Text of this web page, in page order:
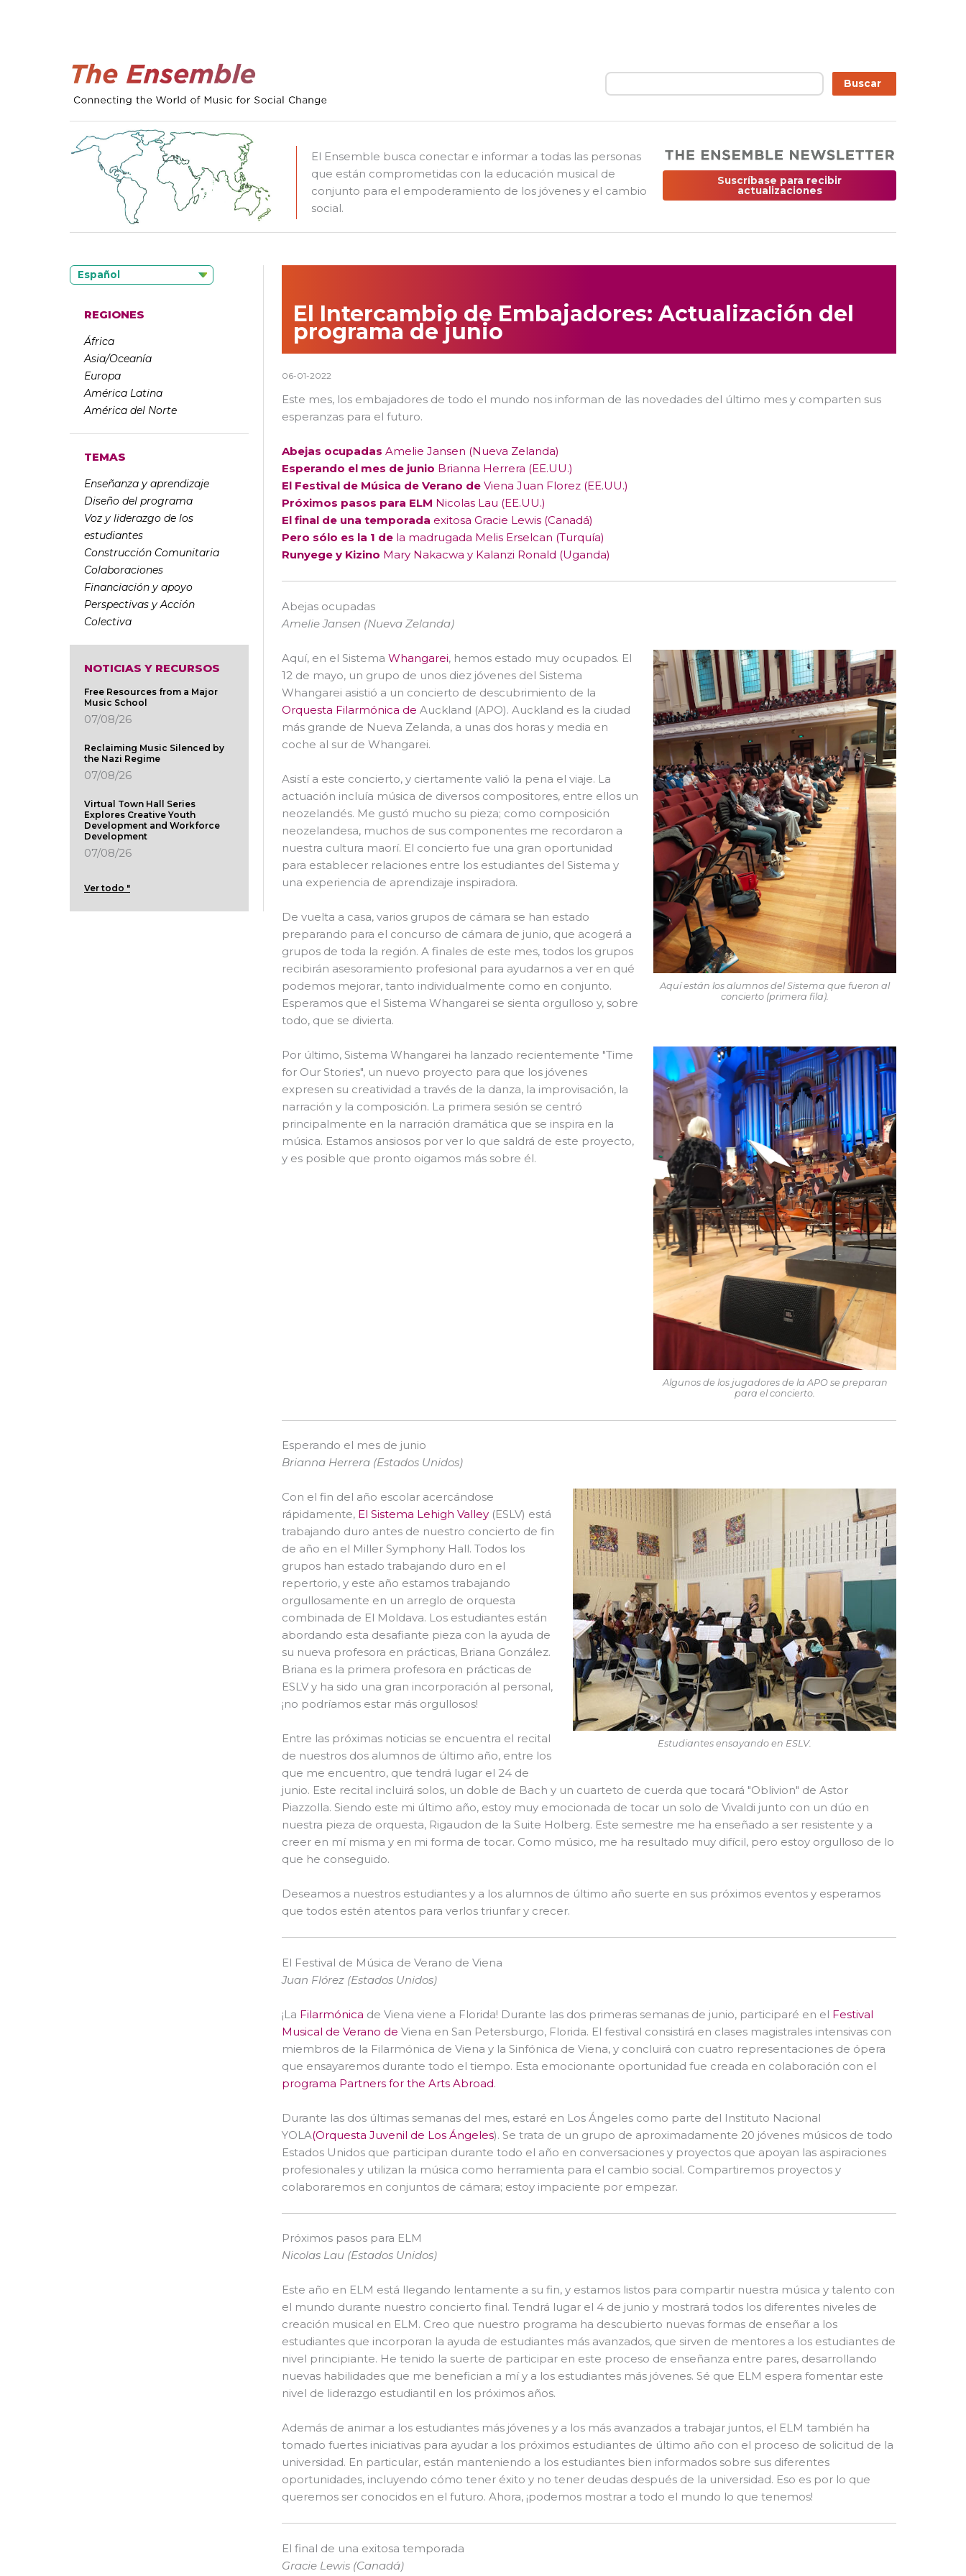
Buscar Buscar
El Ensemble busca conectar e informar a todas las personas
que están comprometidas con la educación musical de
conjunto para el empoderamiento de los jóvenes y el cambio
social.
Suscríbase para recibir
actualizaciones
Español
REGIONES
África
Asia/Oceanía
Europa
América Latina
América del Norte
TEMAS
Enseñanza y aprendizaje
Diseño del programa
Voz y liderazgo de los
estudiantes
Construcción Comunitaria
Colaboraciones
Financiación y apoyo
Perspectivas y Acción
Colectiva
NOTICIAS Y RECURSOS
Free Resources from a Major
Music School
07/08/26
Reclaiming Music Silenced by
the Nazi Regime
07/08/26
Virtual Town Hall Series
Explores Creative Youth
Development and Workforce
Development
07/08/26
Ver todo "
El Intercambio de Embajadores: Actualización del
programa de junio
06-01-2022
Este mes, los embajadores de todo el mundo nos informan de las novedades del último mes y comparten sus
esperanzas para el futuro.
Abejas ocupadas Amelie Jansen (Nueva Zelanda)
Esperando el mes de junio Brianna Herrera (EE.UU.)
El Festival de Música de Verano de Viena Juan Florez (EE.UU.)
Próximos pasos para ELM Nicolas Lau (EE.UU.)
El final de una temporada exitosa Gracie Lewis (Canadá)
Pero sólo es la 1 de la madrugada Melis Erselcan (Turquía)
Runyege y Kizino Mary Nakacwa y Kalanzi Ronald (Uganda)
Abejas ocupadas
Amelie Jansen (Nueva Zelanda)
Aquí están los alumnos del Sistema que fueron al
concierto (primera fila).
Aquí, en el Sistema Whangarei, hemos estado muy ocupados. El
12 de mayo, un grupo de unos diez jóvenes del Sistema
Whangarei asistió a un concierto de descubrimiento de la
Orquesta Filarmónica de Auckland (APO). Auckland es la ciudad
más grande de Nueva Zelanda, a unas dos horas y media en
coche al sur de Whangarei.
Asistí a este concierto, y ciertamente valió la pena el viaje. La
actuación incluía música de diversos compositores, entre ellos un
neozelandés. Me gustó mucho su pieza; como composición
neozelandesa, muchos de sus componentes me recordaron a
nuestra cultura maorí. El concierto fue una gran oportunidad
para establecer relaciones entre los estudiantes del Sistema y
una experiencia de aprendizaje inspiradora.
De vuelta a casa, varios grupos de cámara se han estado
preparando para el concurso de cámara de junio, que acogerá a
grupos de toda la región. A finales de este mes, todos los grupos
recibirán asesoramiento profesional para ayudarnos a ver en qué
podemos mejorar, tanto individualmente como en conjunto.
Esperamos que el Sistema Whangarei se sienta orgulloso y, sobre
todo, que se divierta.
Algunos de los jugadores de la APO se preparan
para el concierto.
Por último, Sistema Whangarei ha lanzado recientemente "Time
for Our Stories", un nuevo proyecto para que los jóvenes
expresen su creatividad a través de la danza, la improvisación, la
narración y la composición. La primera sesión se centró
principalmente en la narración dramática que se inspira en la
música. Estamos ansiosos por ver lo que saldrá de este proyecto,
y es posible que pronto oigamos más sobre él.
Esperando el mes de junio
Brianna Herrera (Estados Unidos)
Estudiantes ensayando en ESLV.
Con el fin del año escolar acercándose
rápidamente, El Sistema Lehigh Valley (ESLV) está
trabajando duro antes de nuestro concierto de fin
de año en el Miller Symphony Hall. Todos los
grupos han estado trabajando duro en el
repertorio, y este año estamos trabajando
orgullosamente en un arreglo de orquesta
combinada de El Moldava. Los estudiantes están
abordando esta desafiante pieza con la ayuda de
su nueva profesora en prácticas, Briana González.
Briana es la primera profesora en prácticas de
ESLV y ha sido una gran incorporación al personal,
¡no podríamos estar más orgullosos!
Entre las próximas noticias se encuentra el recital
de nuestros dos alumnos de último año, entre los
que me encuentro, que tendrá lugar el 24 de
junio. Este recital incluirá solos, un doble de Bach y un cuarteto de cuerda que tocará "Oblivion" de Astor
Piazzolla. Siendo este mi último año, estoy muy emocionada de tocar un solo de Vivaldi junto con un dúo en
nuestra pieza de orquesta, Rigaudon de la Suite Holberg. Este semestre me ha enseñado a ser resistente y a
creer en mí misma y en mi forma de tocar. Como músico, me ha resultado muy difícil, pero estoy orgulloso de lo
que he conseguido.
Deseamos a nuestros estudiantes y a los alumnos de último año suerte en sus próximos eventos y esperamos
que todos estén atentos para verlos triunfar y crecer.
El Festival de Música de Verano de Viena
Juan Flórez (Estados Unidos)
¡La Filarmónica de Viena viene a Florida! Durante las dos primeras semanas de junio, participaré en el Festival
Musical de Verano de Viena en San Petersburgo, Florida. El festival consistirá en clases magistrales intensivas con
miembros de la Filarmónica de Viena y la Sinfónica de Viena, y concluirá con cuatro representaciones de ópera
que ensayaremos durante todo el tiempo. Esta emocionante oportunidad fue creada en colaboración con el
programa Partners for the Arts Abroad.
Durante las dos últimas semanas del mes, estaré en Los Ángeles como parte del Instituto Nacional
YOLA(Orquesta Juvenil de Los Ángeles). Se trata de un grupo de aproximadamente 20 jóvenes músicos de todo
Estados Unidos que participan durante todo el año en conversaciones y proyectos que apoyan las aspiraciones
profesionales y utilizan la música como herramienta para el cambio social. Compartiremos proyectos y
colaboraremos en conjuntos de cámara; estoy impaciente por empezar.
Próximos pasos para ELM
Nicolas Lau (Estados Unidos)
Este año en ELM está llegando lentamente a su fin, y estamos listos para compartir nuestra música y talento con
el mundo durante nuestro concierto final. Tendrá lugar el 4 de junio y mostrará todos los diferentes niveles de
creación musical en ELM. Creo que nuestro programa ha descubierto nuevas formas de enseñar a los
estudiantes que incorporan la ayuda de estudiantes más avanzados, que sirven de mentores a los estudiantes de
nivel principiante. He tenido la suerte de participar en este proceso de enseñanza entre pares, desarrollando
nuevas habilidades que me benefician a mí y a los estudiantes más jóvenes. Sé que ELM espera fomentar este
nivel de liderazgo estudiantil en los próximos años.
Además de animar a los estudiantes más jóvenes y a los más avanzados a trabajar juntos, el ELM también ha
tomado fuertes iniciativas para ayudar a los próximos estudiantes de último año con el proceso de solicitud de la
universidad. En particular, están manteniendo a los estudiantes bien informados sobre sus diferentes
oportunidades, incluyendo cómo tener éxito y no tener deudas después de la universidad. Eso es por lo que
queremos ser conocidos en el futuro. Ahora, ¡podemos mostrar a todo el mundo lo que tenemos!
El final de una exitosa temporada
Gracie Lewis (Canadá)